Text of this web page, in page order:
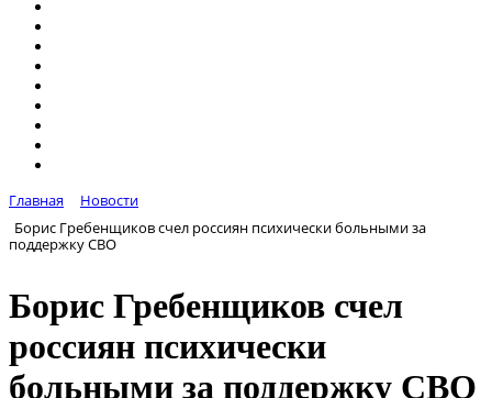
Главная
Новости
Борис Гребенщиков счел россиян психически больными за
поддержку СВО
Борис Гребенщиков счел
россиян психически
больными за поддержку СВО